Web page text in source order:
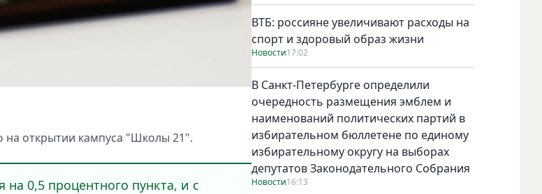
на открытии кампуса "Школы 21".
0,5 процентного пункта, и с
ВТБ: россияне увеличивают расходы на
спорт и здоровый образ жизни
Новости17:02
В Санкт-Петербурге определили
очередность размещения эмблем и
наименований политических партий в
избирательном бюллетене по единому
избирательному округу на выборах
депутатов Законодательного Собрания
Новости16:13